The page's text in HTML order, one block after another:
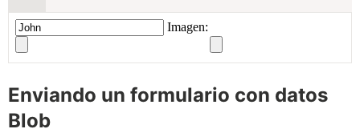
Enviando un formulario con datos
Blob